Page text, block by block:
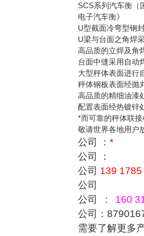
SCS系列汽车衡（
电子汽车衡》
U型截面冷弯型钢
U梁与台面之角焊
高品质的立焊及角
台面中缝采用自动
大型秤体表面进行
秤体钢板表面经抛
高品质的精细油漆
配置表面经热镀锌
*而可靠的秤体联
敬请世界各地用户
公司 ： *
公司 ：
公司 139
公司
公司 : 160
公司：
需要了解更多